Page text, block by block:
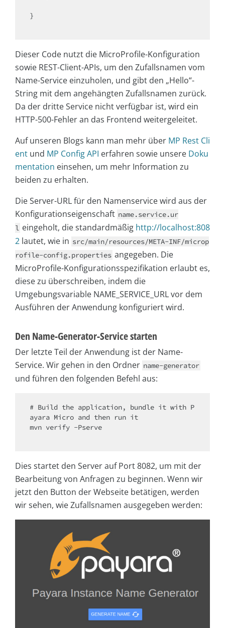
}
Dieser Code nutzt die MicroProfile-Konfiguration
sowie REST-Client-APIs, um den Zufallsnamen vom
Name-Service einzuholen, und gibt den „Hello“-
String mit dem angehängten Zufallsnamen zurück.
Da der dritte Service nicht verfügbar ist, wird ein
HTTP-500-Fehler an das Frontend weitergeleitet.
Auf unseren Blogs kann man mehr über MP Rest Cli
ent und MP Config API erfahren sowie unsere Doku
mentation einsehen, um mehr Information zu
beiden zu erhalten.
Die Server-URL für den Namenservice wird aus der
Konfigurationseigenschaft name.service.ur
l eingeholt, die standardmäßig http://localhost:808
2 lautet, wie in src/main/resources/META-INF/microp
rofile-config.properties angegeben. Die
MicroProfile-Konfigurationsspezifikation erlaubt es,
diese zu überschreiben, indem die
Umgebungsvariable NAME_SERVICE_URLvor dem
Ausführen der Anwendung konfiguriert wird.
Den Name-Generator-Service starten
Der letzte Teil der Anwendung ist der Name-
Service. Wir gehen in den Ordner name-generator
und führen den folgenden Befehl aus:
# Build the application, bundle it with P
ayara Micro and then run it
mvn verify -Pserve
Dies startet den Server auf Port 8082, um mit der
Bearbeitung von Anfragen zu beginnen. Wenn wir
jetzt den Button der Webseite betätigen, werden
wir sehen, wie Zufallsnamen ausgegeben werden: